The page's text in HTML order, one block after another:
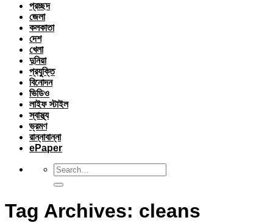
প্রচ্ছদ
জেলা
কলকাতা
দেশ
খেলা
দুনিয়া
প্রযুক্তি
বিনোদন
ভিডিও
লাইফ স্টাইল
স্বাস্থ্য
ভ্রমণ
রান্নাবান্না
ePaper
Tag Archives: cleans